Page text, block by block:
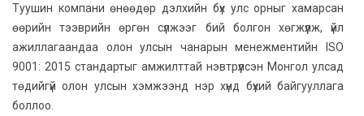
Туушин компани өнөөдөр дэлхийн бүх улс орныг хамарсан
өөрийн тээврийн өргөн сүлжээг бий болгон хөгжүүлж, үйл
ажиллагаандаа олон улсын чанарын менежментийн ISO
9001: 2015 стандартыг амжилттай нэвтрүүлсэн Монгол улсад
төдийгүй олон улсын хэмжээнд нэр хүнд бүхий байгууллага
боллоо.